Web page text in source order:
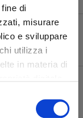
di
misurare
e sviluppare
utilizza i
in materia di
qualsiasi
account?
sul